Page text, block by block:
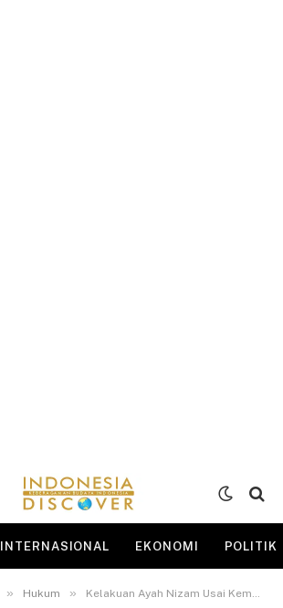
INTERNASIONAL EKONOMI POLITIK
» Hukum » Kelakuan Ayah Nizam Usai Kematian, Tubuh Penuh Luka Terbongkar KPAI